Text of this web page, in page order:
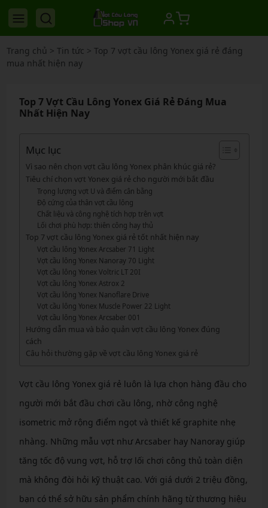
Trang chủ > Tin tức > Top 7 vợt cầu lông Yonex giá rẻ đáng
mua nhất hiện nay
Top 7 Vợt Cầu Lông Yonex Giá Rẻ Đáng Mua
Nhất Hiện Nay
Mục lục
Vì sao nên chọn vợt cầu lông Yonex phân khúc giá rẻ?
Tiêu chí chọn vợt Yonex giá rẻ cho người mới bắt đầu
Trọng lượng vợt U và điểm cân bằng
Độ cứng của thân vợt cầu lông
Chất liệu và công nghệ tích hợp trên vợt
Lối chơi phù hợp: thiên công hay thủ
Top 7 vợt cầu lông Yonex giá rẻ tốt nhất hiện nay
Vợt cầu lông Yonex Arcsaber 71 Light
Vợt cầu lông Yonex Nanoray 70 Light
Vợt cầu lông Yonex Voltric LT 20I
Vợt cầu lông Yonex Astrox 2
Vợt cầu lông Yonex Nanoflare Drive
Vợt cầu lông Yonex Muscle Power 22 Light
Vợt cầu lông Yonex Arcsaber 001
Hướng dẫn mua và bảo quản vợt cầu lông Yonex đúng
cách
Câu hỏi thường gặp về vợt cầu lông Yonex giá rẻ
Vợt cầu lông Yonex giá rẻ luôn là lựa chọn hàng đầu cho
người mới bắt đầu chơi cầu lông, nhờ công nghệ
isometric mở rộng điểm ngọt và thiết kế graphite nhẹ
nhàng. Những mẫu vợt như Arcsaber hay Nanoray giúp
tăng tốc độ vung vợt, hỗ trợ lối chơi công thủ toàn diện
mà không đòi hỏi kỹ thuật cao. Với giá dưới 2 triệu đồng,
bạn có thể sở hữu sản phẩm chính hãng từ thương hiệu